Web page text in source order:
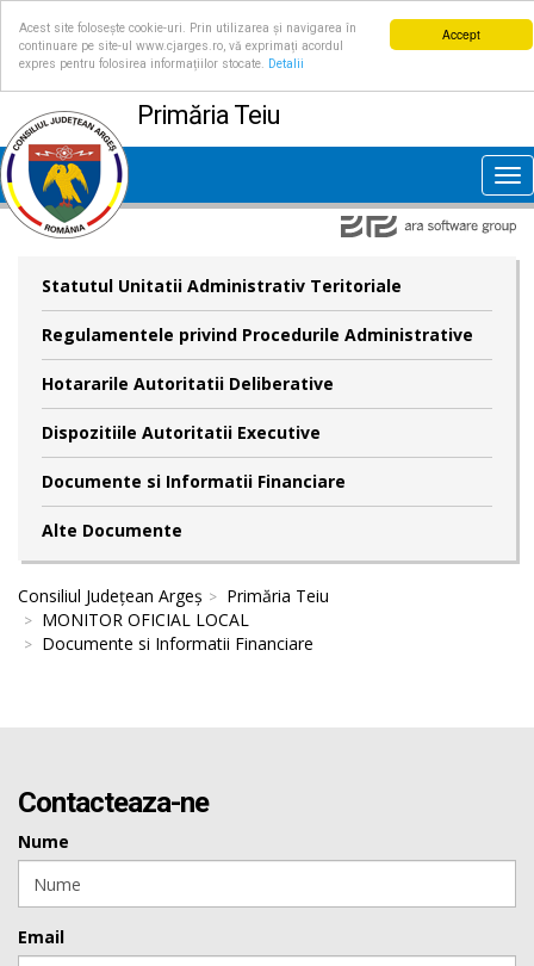
Accept
Acest site folosește cookie-uri. Prin utilizarea și navigarea în
continuare pe site-ul www.cjarges.ro, vă exprimați acordul
expres pentru folosirea informațiilor stocate.
Detalii
Primăria Teiu
Statutul Unitatii Administrativ Teritoriale
Regulamentele privind Procedurile Administrative
Hotararile Autoritatii Deliberative
Dispozitiile Autoritatii Executive
Documente si Informatii Financiare
Alte Documente
Consiliul Județean Argeș
Primăria Teiu
MONITOR OFICIAL LOCAL
Documente si Informatii Financiare
Contacteaza-ne
Nume
Email